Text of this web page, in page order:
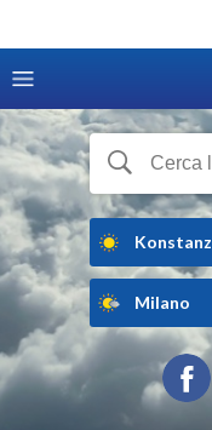
Konstanz
Milano